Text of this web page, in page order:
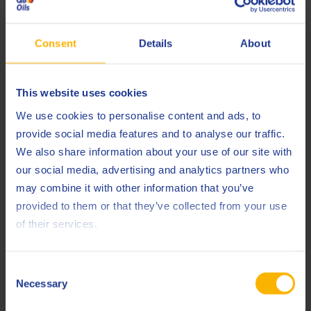
Consent Details About
This website uses cookies
We use cookies to personalise content and ads, to
provide social media features and to analyse our traffic.
We also share information about your use of our site with
our social media, advertising and analytics partners who
may combine it with other information that you’ve
provided to them or that they’ve collected from your use
of their services.
Selection
Necessary
met stalen zuiger om de lampen in zijn serre/kas te laten
bij deze motor getest. De resultaten na 6.000 bedrijfsuren
bewezen de uitmuntendheid van deze technologie. De
groeven van de zuigerringen waren nog steeds bijzonder
schoon en niets wees opeventuele afzettingen of
vastzittende ringen. Eens te meer een bevestiging van de
uitstekende ‘schone technologie’ van de Q8 G-series.